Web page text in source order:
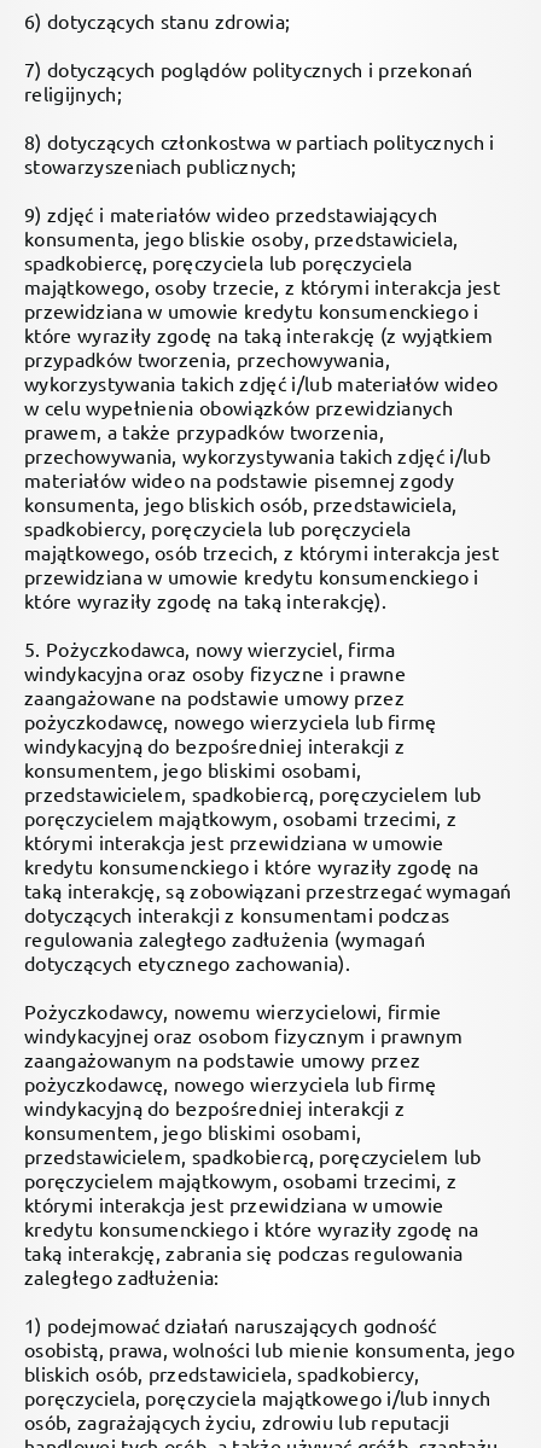
6) dotyczących stanu zdrowia;
7) dotyczących poglądów politycznych i przekonań
religijnych;
8) dotyczących członkostwa w partiach politycznych i
stowarzyszeniach publicznych;
9) zdjęć i materiałów wideo przedstawiających
konsumenta, jego bliskie osoby, przedstawiciela,
spadkobiercę, poręczyciela lub poręczyciela
majątkowego, osoby trzecie, z którymi interakcja jest
przewidziana w umowie kredytu konsumenckiego i
które wyraziły zgodę na taką interakcję (z wyjątkiem
przypadków tworzenia, przechowywania,
wykorzystywania takich zdjęć i/lub materiałów wideo
w celu wypełnienia obowiązków przewidzianych
prawem, a także przypadków tworzenia,
przechowywania, wykorzystywania takich zdjęć i/lub
materiałów wideo na podstawie pisemnej zgody
konsumenta, jego bliskich osób, przedstawiciela,
spadkobiercy, poręczyciela lub poręczyciela
majątkowego, osób trzecich, z którymi interakcja jest
przewidziana w umowie kredytu konsumenckiego i
które wyraziły zgodę na taką interakcję).
5. Pożyczkodawca, nowy wierzyciel, firma
windykacyjna oraz osoby fizyczne i prawne
zaangażowane na podstawie umowy przez
pożyczkodawcę, nowego wierzyciela lub firmę
windykacyjną do bezpośredniej interakcji z
konsumentem, jego bliskimi osobami,
przedstawicielem, spadkobiercą, poręczycielem lub
poręczycielem majątkowym, osobami trzecimi, z
którymi interakcja jest przewidziana w umowie
kredytu konsumenckiego i które wyraziły zgodę na
taką interakcję, są zobowiązani przestrzegać wymagań
dotyczących interakcji z konsumentami podczas
regulowania zaległego zadłużenia (wymagań
dotyczących etycznego zachowania).
Pożyczkodawcy, nowemu wierzycielowi, firmie
windykacyjnej oraz osobom fizycznym i prawnym
zaangażowanym na podstawie umowy przez
pożyczkodawcę, nowego wierzyciela lub firmę
windykacyjną do bezpośredniej interakcji z
konsumentem, jego bliskimi osobami,
przedstawicielem, spadkobiercą, poręczycielem lub
poręczycielem majątkowym, osobami trzecimi, z
którymi interakcja jest przewidziana w umowie
kredytu konsumenckiego i które wyraziły zgodę na
taką interakcję, zabrania się podczas regulowania
zaległego zadłużenia:
1) podejmować działań naruszających godność
osobistą, prawa, wolności lub mienie konsumenta, jego
bliskich osób, przedstawiciela, spadkobiercy,
poręczyciela, poręczyciela majątkowego i/lub innych
osób, zagrażających życiu, zdrowiu lub reputacji